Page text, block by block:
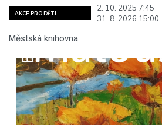
AKCE PRO DĚTI
2. 10. 2025 7:45
31. 8. 2026 15:00
Městská knihovna